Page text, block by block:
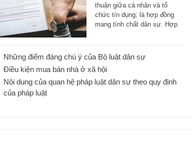
thuận giữa cá nhân và tổ
chức tín dụng; là hợp đồng
mang tính chất dân sự. Hợp
Những điểm đáng chú ý của Bộ luật dân sự
Điều kiện mua bán nhà ở xã hội
Nội dung của quan hệ pháp luật dân sự theo quy định
của pháp luật